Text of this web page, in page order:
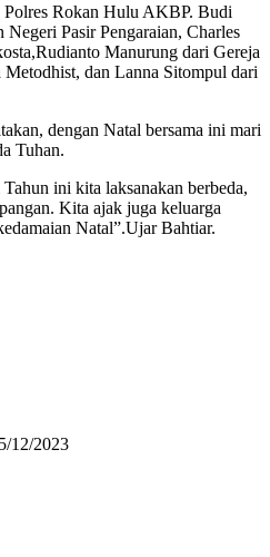
Rokan Hulu AKBP. Budi
Pasir Pengaraian, Charles
Manurung dari Gereja
dan Lanna Sitompul dari
dengan Natal bersama ini mari
Tuhan.
ini kita laksanakan berbeda,
Kita ajak juga keluarga
Natal”.Ujar Bahtiar.
12/2023